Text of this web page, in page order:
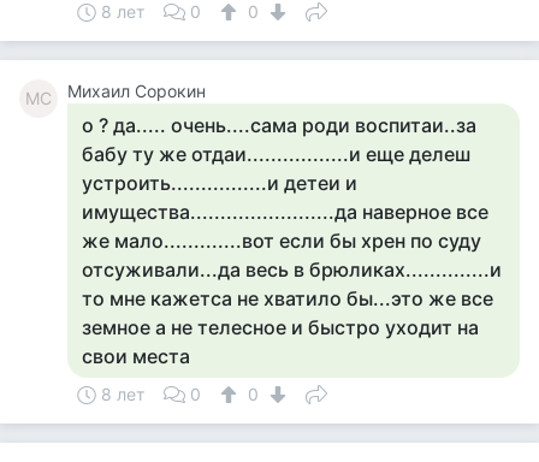
8 лет 0 0
МС Михаил Сорокин
о ? да..... очень....сама роди воспитаи..за
бабу ту же отдаи.................и еще делеш
устроить................и детеи и
имущества........................да наверное все
же мало.............вот если бы хрен по суду
отсуживали...да весь в брюликах..............и
то мне кажетса не хватило бы...это же все
земное а не телесное и быстро уходит на
свои места
8 лет 0 0